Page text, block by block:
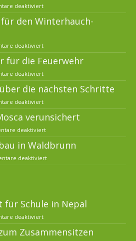
deaktiviert
den Winterhauch-
deaktiviert
für die Feuerwehr
deaktiviert
die nächsten Schritte
deaktiviert
verunsichert
deaktiviert
in Waldbrunn
deaktiviert
für Schule in Nepal
deaktiviert
Zusammensitzen